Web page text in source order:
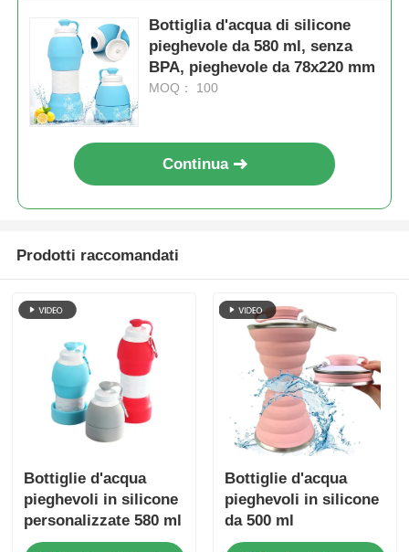
Bottiglia d'acqua di silicone
pieghevole da 580 ml, senza
BPA, pieghevole da 78x220 mm
MOQ： 100
Continua
Prodotti raccomandati
Bottiglie d'acqua
pieghevoli in silicone
personalizzate 580 ml
facili da pulire
Bottiglie d'acqua
pieghevoli in silicone
da 500 ml
personalizzabili